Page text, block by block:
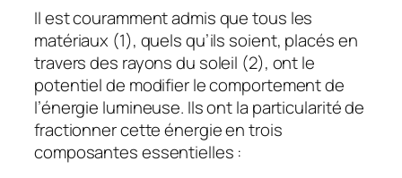
Il est couramment admis que tous les
matériaux (1), quels qu’ils soient, placés en
travers des rayons du soleil (2), ont le
potentiel de modifier le comportement de
l’énergie lumineuse. Ils ont la particularité de
fractionner cette énergie en trois
composantes essentielles :